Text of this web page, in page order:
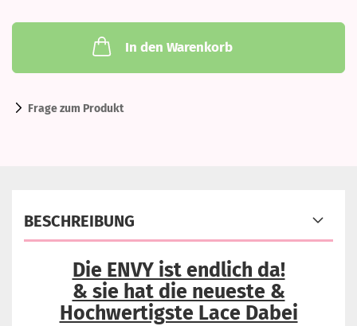
In den Warenkorb
Frage zum Produkt
BESCHREIBUNG
Die ENVY ist endlich da!
& sie hat die neueste &
Hochwertigste Lace Dabei